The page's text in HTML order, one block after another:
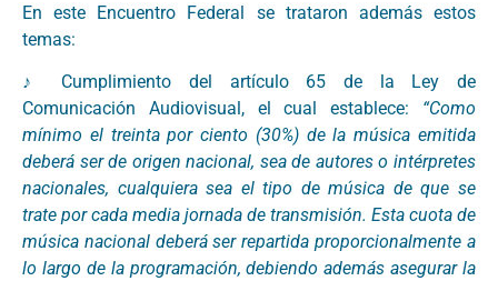
En este Encuentro Federal se trataron además estos
temas:
♪ Cumplimiento del artículo 65 de la Ley de
Comunicación Audiovisual, el cual establece: “Como
mínimo el treinta por ciento (30%) de la música emitida
deberá ser de origen nacional, sea de autores o intérpretes
nacionales, cualquiera sea el tipo de música de que se
trate por cada media jornada de transmisión. Esta cuota de
música nacional deberá ser repartida proporcionalmente a
lo largo de la programación, debiendo además asegurar la